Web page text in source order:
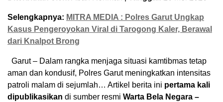
Selengkapnya: MITRA MEDIA : Polres Garut Ungkap
Kasus Pengeroyokan Viral di Tarogong Kaler, Berawal
dari Knalpot Brong
Garut – Dalam rangka menjaga situasi kamtibmas tetap
aman dan kondusif, Polres Garut meningkatkan intensitas
patroli malam di sejumlah… Artikel berita ini pertama kali
dipublikasikan di sumber resmi Warta Bela Negara –